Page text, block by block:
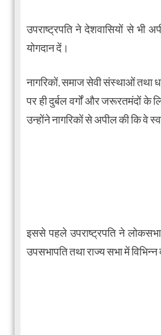
उपराष्ट्रपति ने देशवासियों से भी
योगदान दें।
नागरिकों, समाज सेवी संस्थाओं तथा
पर ही दुर्बल वर्गों और जरूरतमंदों
उन्होंने नागरिकों से अपील की कि वे
इससे पहले उपराष्ट्रपति ने
उपसभापति तथा राज्य सभा में